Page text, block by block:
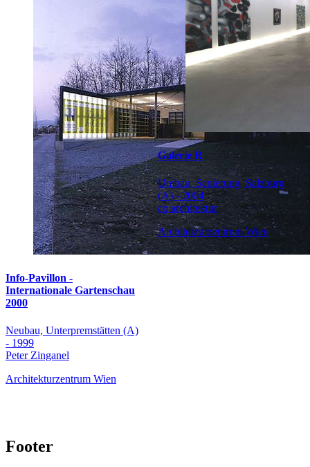
Info-Pavillon -
Internationale Gartenschau
2000
Neubau, Unterpremstätten (A)
- 1999
Peter Zinganel
Architekturzentrum Wien
Galerie R
Umbau, Sanierung, Salzburg
(A) - 2004
cp architektur
Architekturzentrum Wien
Footer